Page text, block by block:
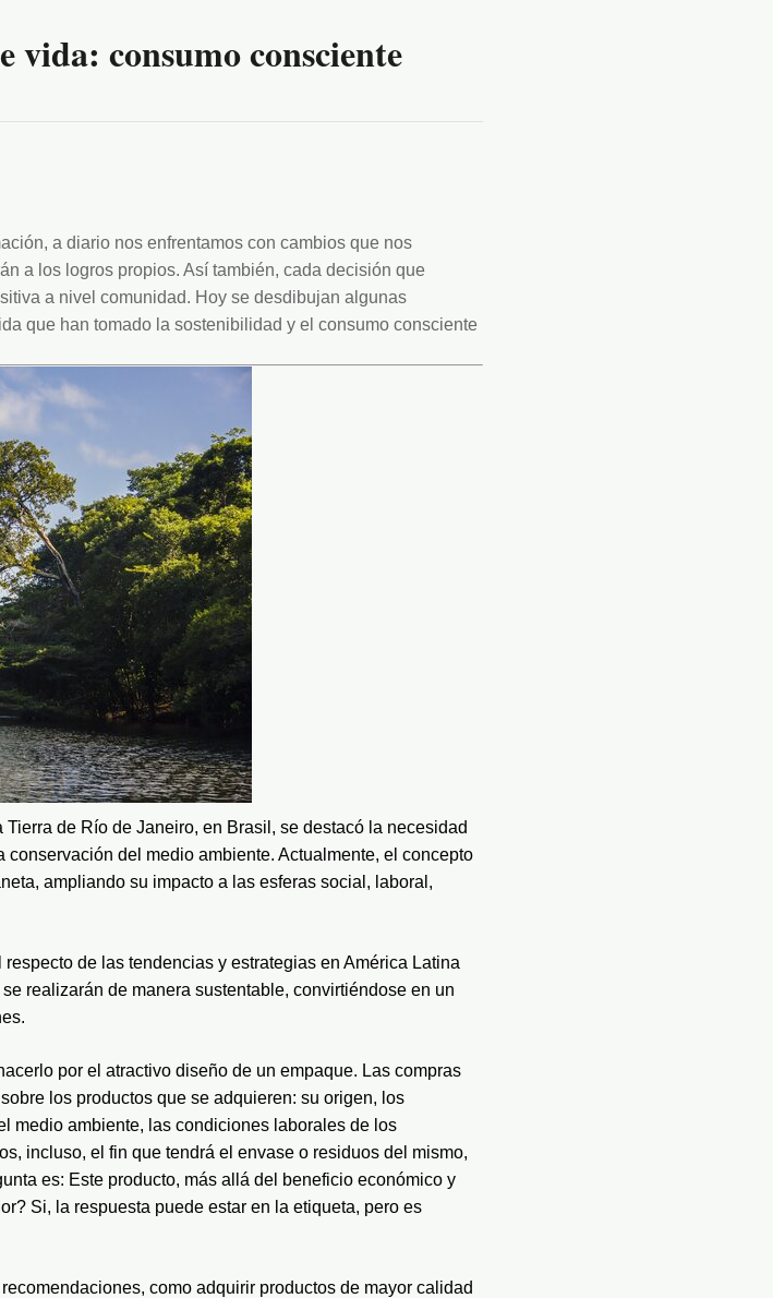
vida: consumo consciente
a diario nos enfrentamos con cambios que nos
a los logros propios. Así también, cada decisión que
a nivel comunidad. Hoy se desdibujan algunas
que han tomado la sostenibilidad y el consumo consciente
de Río de Janeiro, en Brasil, se destacó la necesidad
del medio ambiente. Actualmente, el concepto
ampliando su impacto a las esferas social, laboral,
de las tendencias y estrategias en América Latina
realizarán de manera sustentable, convirtiéndose en un
por el atractivo diseño de un empaque. Las compras
los productos que se adquieren: su origen, los
medio ambiente, las condiciones laborales de los
incluso, el fin que tendrá el envase o residuos del mismo,
es: Este producto, más allá del beneficio económico y
Si, la respuesta puede estar en la etiqueta, pero es
como adquirir productos de mayor calidad